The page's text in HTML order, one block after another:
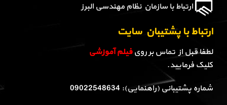
ارتباط با سازمان نظام مهندسی البرز
ارتباط با پشتیبان سایت
لطفا قبل از تماس بر رویفیلم آموزشی
کلیک فرمایید.
شماره پشتیبانی (راهنمایی): 09022548634